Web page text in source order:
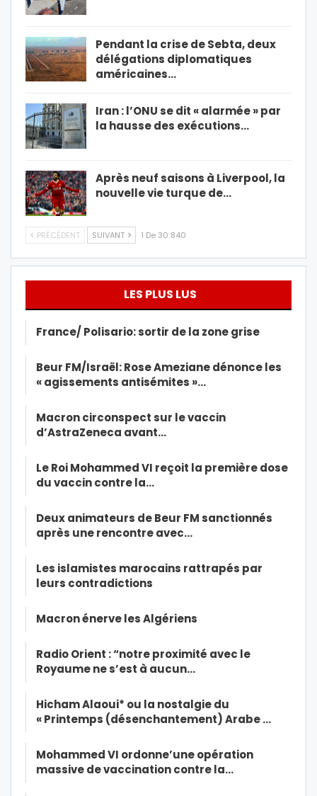
Pendant la crise de Sebta, deux
délégations diplomatiques
américaines…
Iran : l’ONU se dit « alarmée » par
la hausse des exécutions…
Après neuf saisons à Liverpool, la
nouvelle vie turque de…
PRÉCÉDENT SUIVANT 1 De 30 840
LES PLUS LUS
France/ Polisario: sortir de la zone grise
Beur FM/Israël: Rose Ameziane dénonce les
« agissements antisémites »…
Macron circonspect sur le vaccin
d’AstraZeneca avant…
Le Roi Mohammed VI reçoit la première dose
du vaccin contre la…
Deux animateurs de Beur FM sanctionnés
après une rencontre avec…
Les islamistes marocains rattrapés par
leurs contradictions
Macron énerve les Algériens
Radio Orient : “notre proximité avec le
Royaume ne s’est à aucun…
Hicham Alaoui* ou la nostalgie du
« Printemps (désenchantement) Arabe …
Mohammed VI ordonne’une opération
massive de vaccination contre la…